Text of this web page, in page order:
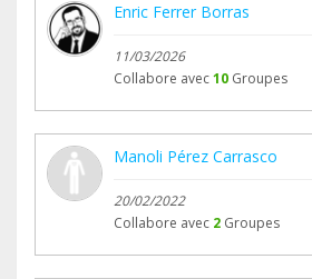
Enric Ferrer Borras
11/03/2026
Collabore avec10 Groupes
Manoli Pérez Carrasco
20/02/2022
Collabore avec 2 Groupes